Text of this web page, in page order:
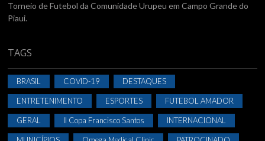
Torneio de Futebol da Comunidade Urupeu em Campo Grande do
Piaui.
TAGS
BRASIL COVID-19 DESTAQUES
ENTRETENIMENTO ESPORTES FUTEBOL AMADOR
GERAL II Copa Francisco Santos INTERNACIONAL